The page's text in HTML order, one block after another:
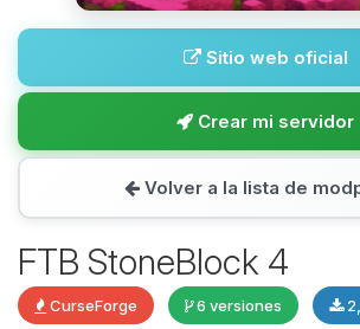
Sitio web oficial
Crear mi servidor
Volver a la lista de
FTB StoneBlock 4
CurseForge 6 versiones